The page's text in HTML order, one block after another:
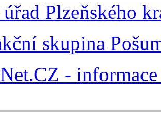
Plzeňského
skupina
-